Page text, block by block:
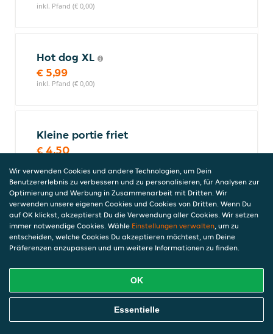
inkl. Pfand (€ 0,00)
Hot dog XL
€ 5,99
inkl. Pfand (€ 0,00)
Kleine portie friet
€ 4,50
Cheeseburger
€ 8,99
inkl. Pfand (€ 0,00)
Visburger
Online Essen Bestellen
Wir verwenden Cookies und andere Technologien, um Dein
Benutzererlebnis zu verbessern und zu personalisieren, für Analysen zur
Optimierung und Werbung in Zusammenarbeit mit Dritten. Wir
verwenden unsere eigenen Cookies und Cookies von Dritten. Wenn Du
auf OK klickst, akzeptierst Du die Verwendung aller Cookies. Wir setzen
immer notwendige Cookies. Wähle Einstellungen verwalten, um zu
entscheiden, welche Cookies Du akzeptieren möchtest, um Deine
Präferenzen anzupassen und um weitere Informationen zu finden.
OK
Essentielle